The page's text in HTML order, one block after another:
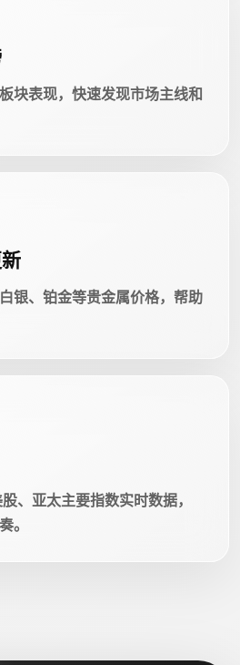
块表现，快速发现市场主线和
银、铂金等贵金属价格，帮助
、亚太主要指数实时数据，
。